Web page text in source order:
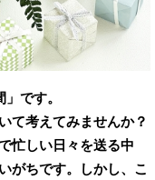
です。
て考えてみませんか？
忙しい日々を送る中
がちです。しかし、こ